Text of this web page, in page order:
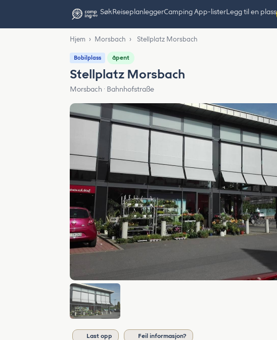
SøkReiseplanleggerCamping App-listerLegg til en plass
Hjem › Morsbach › Stellplatz Morsbach
Bobilplass åpent
Stellplatz Morsbach
Morsbach · Bahnhofstraße
Last opp Feil informasjon?